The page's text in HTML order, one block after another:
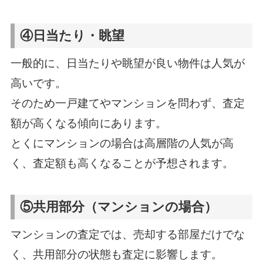
④日当たり・眺望
一般的に、日当たりや眺望が良い物件は人気が
高いです。
そのため一戸建てやマンションを問わず、査定
額が高くなる傾向にあります。
とくにマンションの場合は高層階の人気が高
く、査定額も高くなることが予想されます。
⑤共用部分（マンションの場合）
マンションの査定では、売却する部屋だけでな
く、共用部分の状態も査定に影響します。